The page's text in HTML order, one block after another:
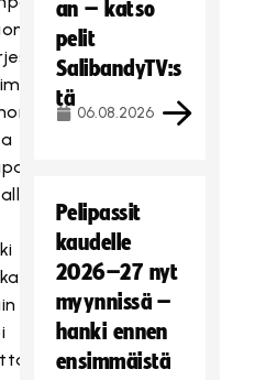
an – katso
pelit
SalibandyTV:s
tä
06.08.2026
Pelipassit
kaudelle
2026–27 nyt
myynnissä –
hanki ennen
ensimmäistä